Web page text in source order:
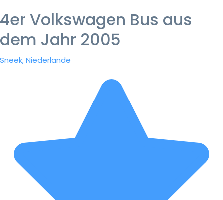
4er Volkswagen Bus aus
dem Jahr 2005
Sneek, Niederlande